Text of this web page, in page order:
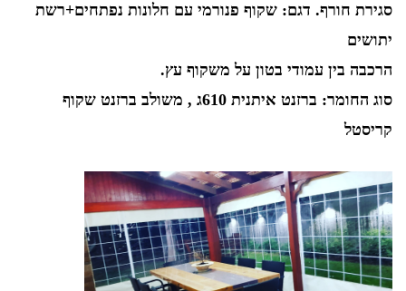
סגירת חורף. דגם: שקוף פנורמי עם חלונות נפתחים+רשת
יתושים
הרכבה בין עמודי בטון על משקוף עץ.
סוג החומר: ברזנט איתנית 610ג , משולב ברזנט שקוף
קריסטל